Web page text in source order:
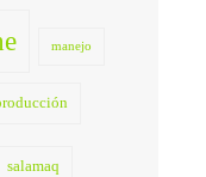
manejo
salamaq